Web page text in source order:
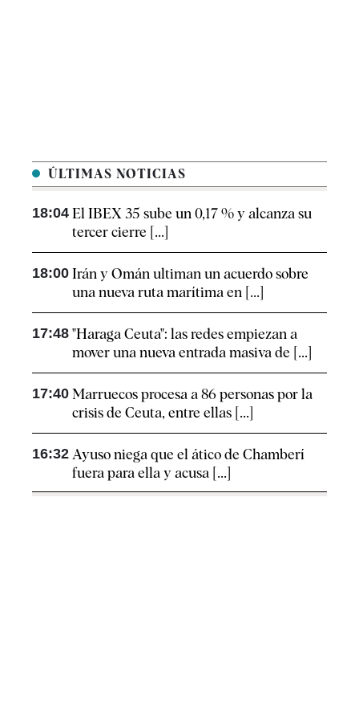
ÚLTIMAS NOTICIAS
18:04 El IBEX 35 sube un 0,17 % y alcanza su
tercer cierre [...]
18:00 Irán y Omán ultiman un acuerdo sobre
una nueva ruta marítima en [...]
17:48 "Haraga Ceuta": las redes empiezan a
mover una nueva entrada masiva de [...]
17:40 Marruecos procesa a 86 personas por la
crisis de Ceuta, entre ellas [...]
16:32 Ayuso niega que el ático de Chamberí
fuera para ella y acusa [...]